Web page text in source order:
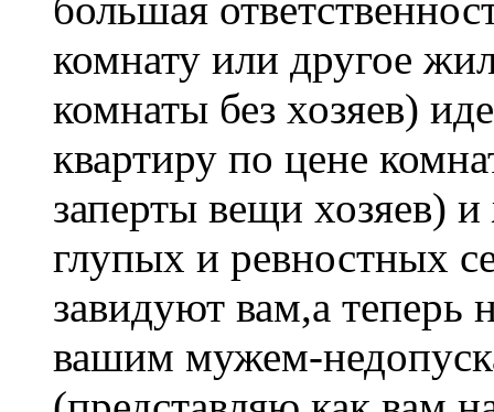
комнату или другое
комнаты без хозяев)
квартиру по цене
заперты вещи хозяев)
глупых и ревностных
завидуют вам,а теперь
вашим мужем-